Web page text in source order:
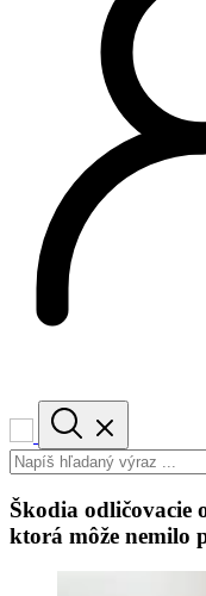
Škodia odličovacie
ktorá môže nemilo